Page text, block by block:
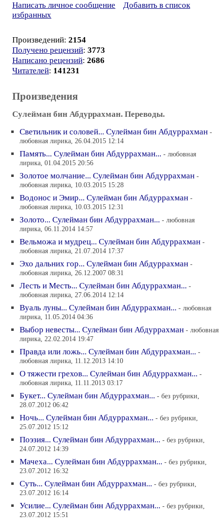
Написать личное сообщение
Добавить в список
избранных
Произведений: 2154
Получено рецензий: 3773
Написано рецензий: 2686
Читателей: 141231
Произведения
Сулейман бин Абдуррахман. Переводы.
Светильник и соловей... Сулейман бин Абдуррахман -
любовная лирика, 26.04.2015 12:14
Память... Сулейман бин Абдуррахман... - любовная
лирика, 01.04.2015 20:56
Золотое молчание... Сулейман бин Абдуррахман -
любовная лирика, 10.03.2015 15:28
Водонос и Эмир... Сулейман бин Абдуррахман -
любовная лирика, 10.03.2015 12:31
Золото... Сулейман бин Абдуррахман... - любовная
лирика, 06.11.2014 14:57
Вельможа и мудрец... Сулейман бин Абдуррахман -
любовная лирика, 21.07.2014 17:37
Эхо дальних гор... Сулейман бин Абдуррахман -
любовная лирика, 26.12.2007 08:31
Лесть и Месть... Сулейман бин Абдуррахман... -
любовная лирика, 27.06.2014 12:14
Вуаль луны... Сулейман бин Абдуррахман... - любовная
лирика, 11.05.2014 04:36
Выбор невесты... Сулейман бин Абдуррахман - любовная
лирика, 22.02.2014 19:47
Правда или ложь... Сулейман бин Абдуррахман... -
любовная лирика, 11.12.2013 14:10
О тяжести грехов... Сулейман бин Абдуррахман... -
любовная лирика, 11.11.2013 03:17
Букет... Сулейман бин Абдуррахман... - без рубрики,
28.07.2012 06:42
Ночь... Сулейман бин Абдуррахман... - без рубрики,
25.07.2012 15:12
Поэзия... Сулейман бин Абдуррахман... - без рубрики,
24.07.2012 14:39
Мачеха... Сулейман бин Абдуррахман... - без рубрики,
23.07.2012 16:32
Суть... Сулейман бин Абдуррахман... - без рубрики,
23.07.2012 16:14
Усилие... Сулейман бин Абдуррахман... - без рубрики,
23.07.2012 15:51